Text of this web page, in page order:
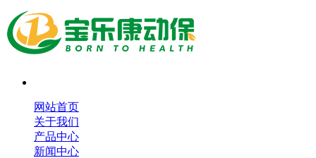
网站首页
关于我们
产品中心
新闻中心